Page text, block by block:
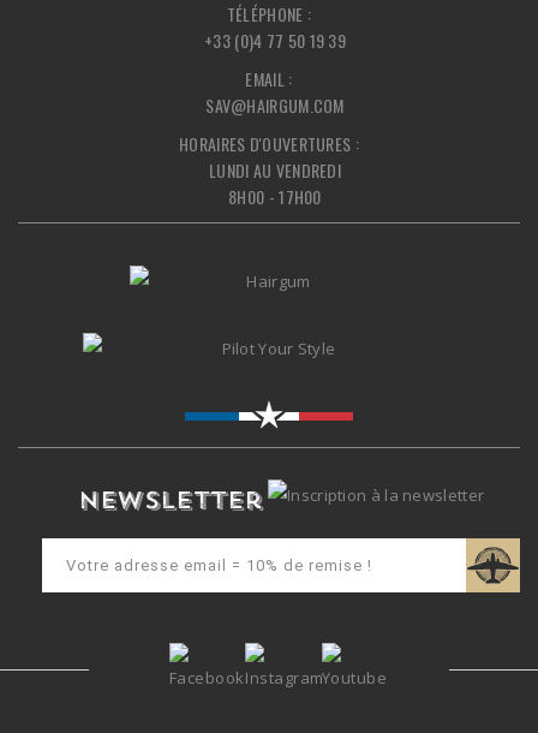
TÉLÉPHONE :
+33 (0)4 77 50 19 39
EMAIL :
SAV@HAIRGUM.COM
HORAIRES D'OUVERTURES :
LUNDI AU VENDREDI
8H00 - 17H00
Newsletter